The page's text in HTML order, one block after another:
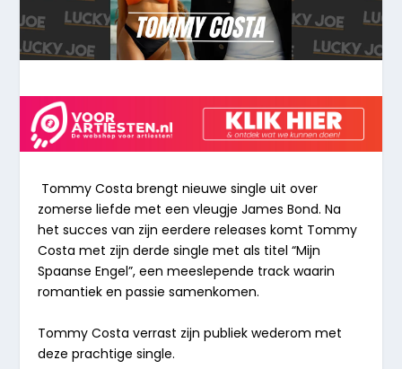
Tommy Costa brengt nieuwe single uit over
zomerse liefde met een vleugje James Bond. Na
het succes van zijn eerdere releases komt Tommy
Costa met zijn derde single met als titel “Mijn
Spaanse Engel”, een meeslepende track waarin
romantiek en passie samenkomen.
Tommy Costa verrast zijn publiek wederom met
deze prachtige single.